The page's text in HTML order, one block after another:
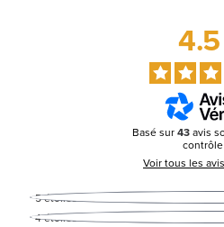
Basé sur43avis
contrôle
Voir tous les
5étoiles
4étoiles